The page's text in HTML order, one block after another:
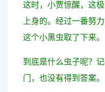
这时，小贾惊醒，这
上身的。经过一番努
这个小黑虫取了下来。
到底是什么虫子呢？
门，也没有得到答案。